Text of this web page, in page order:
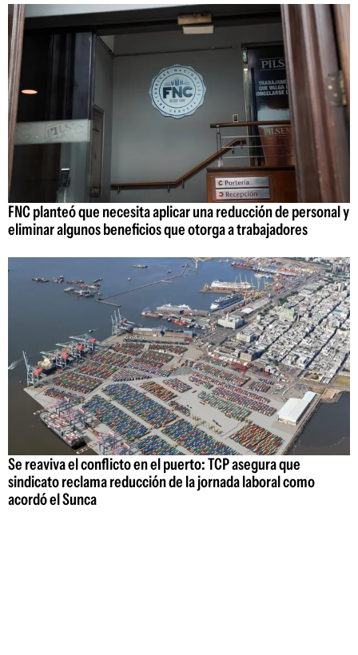
FNC planteó que necesita aplicar una reducción de personal y
eliminar algunos beneficios que otorga a trabajadores
Se reaviva el conflicto en el puerto: TCP asegura que
sindicato reclama reducción de la jornada laboral como
acordó el Sunca